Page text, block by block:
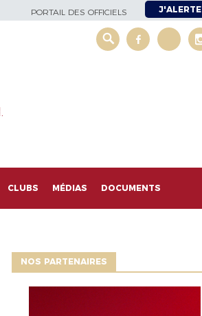
PORTAIL DES OFFICIELS J'ALERTE
CLUBS MÉDIAS DOCUMENTS
NOS PARTENAIRES